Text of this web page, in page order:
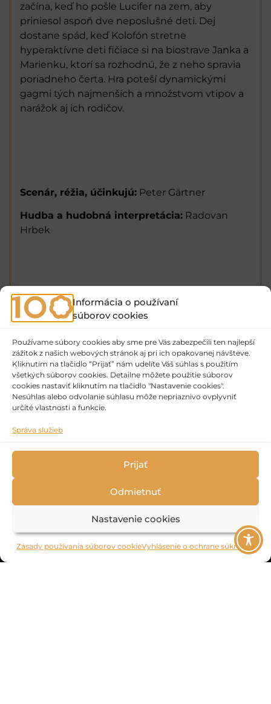
Informácia o používaní
súborov cookies
Používame súbory cookies aby sme pre Vás zabezpečili ten najlepší
zážitok z našich webových stránok aj pri ich opakovanej návšteve.
Kliknutím na tlačidlo “Prijať” nám udelíte Váš súhlas s použitím
všetkých súborov cookies. Detailne môžete použitie súborov
cookies nastaviť kliknutím na tlačidlo "Nastavenie cookies".
Nesúhlas alebo odvolanie súhlasu môže nepriaznivo ovplyvniť
určité vlastnosti a funkcie.
Správa služieb
Prijať
Odmietnuť
Nastavenie cookies
Zásady používania súborov cookieVyhlásenie o ochrane súkromia
začína, keď ho pošle Lucifer na zem, aby
priniesol aspoň dve neposlušné deti. Dej
dostane spád, keď Kolofón stretne
hyperaktívne deti fičiace si na biostrave Janka a
Marienku, ktorí sa rozhodnú, že z neho spravia
poriadneho čerta. Hra poteší dynamickými
gagmi tých najmenších a množstvom vtipov a
narážok aj ich rodičov.
Scenár, réžia, účinkujú: Peter Gärtner
Hudba a hudobná interpretácia: Radovan
Hrbek
We use cookies to ensure that you have the best experience on our website. If
Learn more
OK